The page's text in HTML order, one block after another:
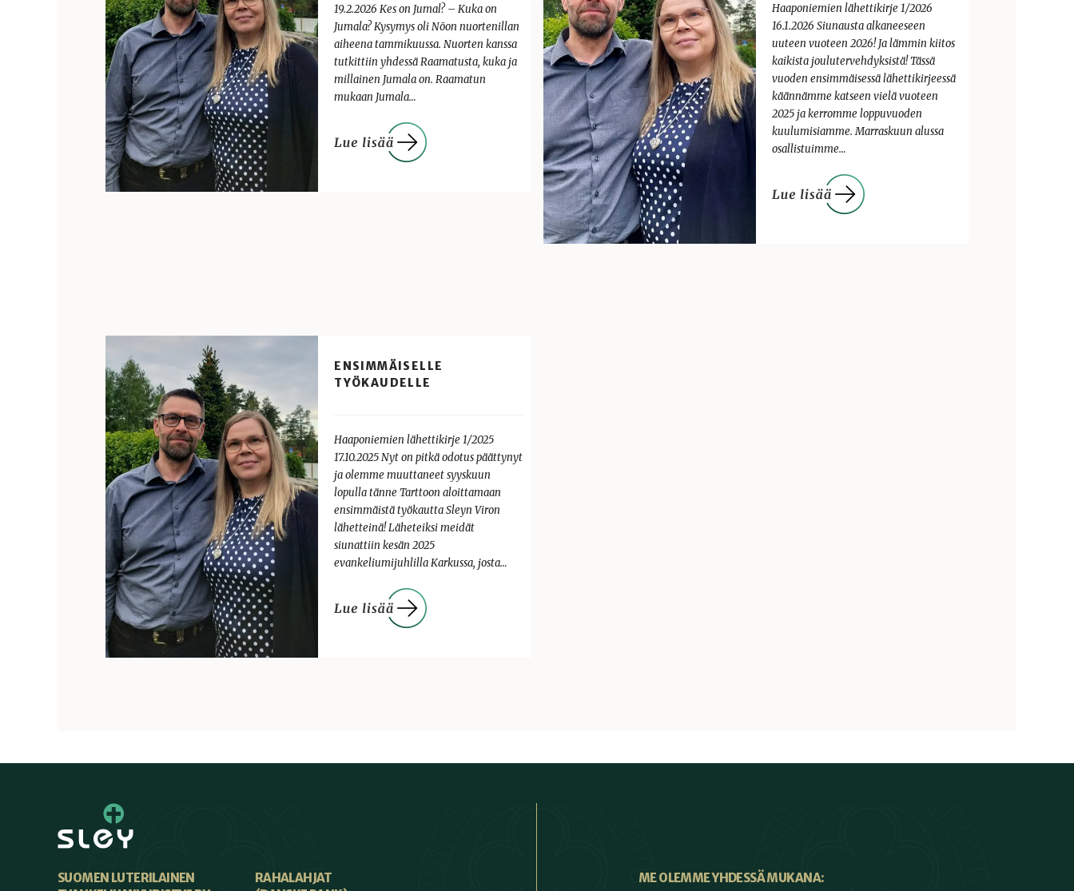
19.2.2026 Kes on Jumal? – Kuka on
Jumala? Kysymys oli Nõon nuortenillan
aiheena tammikuussa. Nuorten kanssa
tutkittiin yhdessä Raamatusta, kuka ja
millainen Jumala on. Raamatun
mukaan Jumala…
Haaponiemien lähettikirje 1/2026
16.1.2026 Siunausta alkaneeseen
uuteen vuoteen 2026! Ja lämmin kiitos
kaikista joulutervehdyksistä! Tässä
vuoden ensimmäisessä lähettikirjeessä
käännämme katseen vielä vuoteen
2025 ja kerromme loppuvuoden
kuulumisiamme. Marraskuun alussa
osallistuimme…
ENSIMMÄISELLE
TYÖKAUDELLE
Haaponiemien lähettikirje 1/2025
17.10.2025 Nyt on pitkä odotus päättynyt
ja olemme muuttaneet syyskuun
lopulla tänne Tarttoon aloittamaan
ensimmäistä työkautta Sleyn Viron
lähetteinä! Läheteiksi meidät
siunattiin kesän 2025
evankeliumijuhlilla Karkussa, josta…
SUOMEN LUTERILAINEN
RAHALAHJAT
ME OLEMME YHDESSÄ MUKANA: